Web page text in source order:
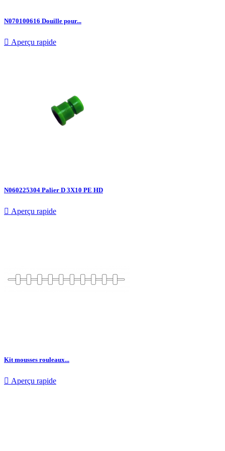
N070100616 Douille pour...
 Aperçu rapide
N060225304 Palier D 3X10 PE HD
 Aperçu rapide
Kit mousses rouleaux...
 Aperçu rapide